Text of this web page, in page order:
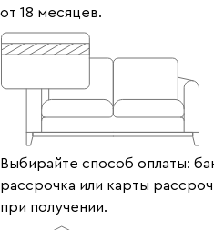
от 18 месяцев.
Выбирайте способ оплаты:
рассрочка или карты
при получении.